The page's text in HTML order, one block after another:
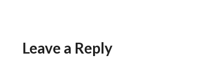
Leave a Reply